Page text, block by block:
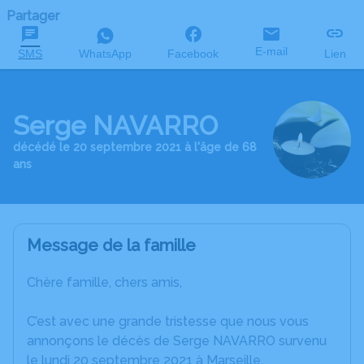
Partager
SMS WhatsApp Facebook E-mail Lien
Serge NAVARRO
décédé le 20 septembre 2021 à l'âge de 68
ans
Message de la famille
Chère famille, chers amis,
C’est avec une grande tristesse que nous vous
annonçons le décès de Serge NAVARRO survenu
le lundi 20 septembre 2021 à Marseille.